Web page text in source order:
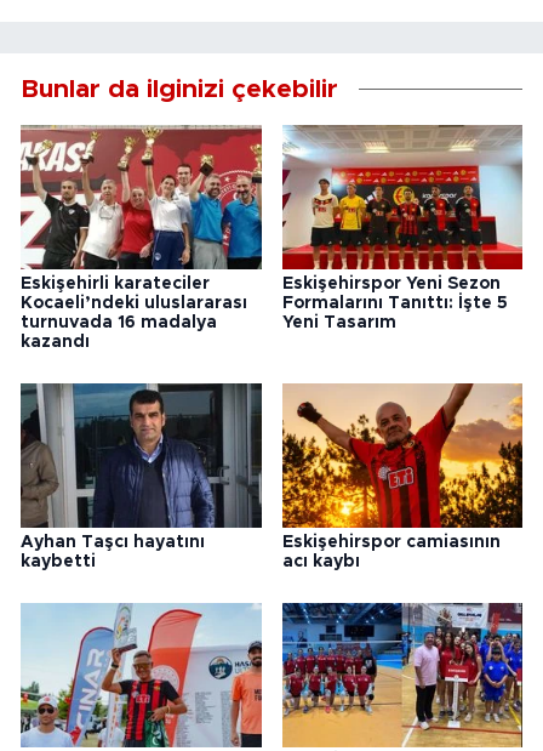
Bunlar da ilginizi çekebilir
Eskişehirli karateciler
Kocaeli’ndeki uluslararası
turnuvada 16 madalya
kazandı
Eskişehirspor Yeni Sezon
Formalarını Tanıttı: İşte 5
Yeni Tasarım
Ayhan Taşcı hayatını
kaybetti
Eskişehirspor camiasının
acı kaybı